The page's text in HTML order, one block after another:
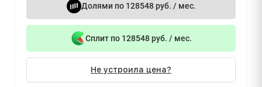
Долями по 128548 руб. / мес.
Сплит по 128548 руб. / мес.
Не устроила цена?